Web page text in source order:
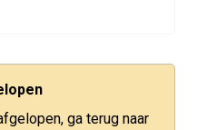
ga terug naar